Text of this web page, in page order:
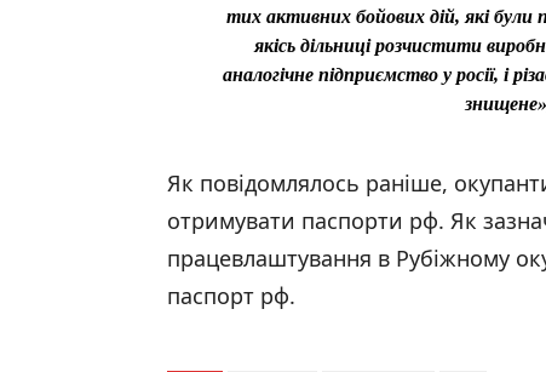
тих активних бойових дій, які
якісь дільниці розчистити
аналогічне підприємство у росії, і
Як повідомлялось раніше,
отримувати паспорти рф. Як
працевлаштування в Рубіжному
паспорт рф.